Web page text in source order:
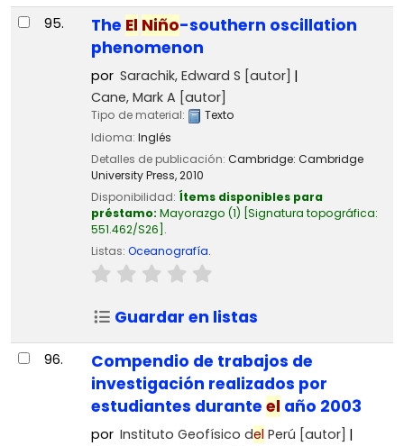
95. The El Niño-southern oscillation
phenomenon
por Sarachik, Edward S [autor]
Cane, Mark A [autor]
Tipo de material:
Texto
Idioma: Inglés
Detalles de publicación: Cambridge: Cambridge
University Press,2010
Disponibilidad: Ítems disponibles para
préstamo: Mayorazgo (1) Signatura topográfica:
551.462/S26 .
Listas: Oceanografía.
Guardar en listas
96.
Compendio de trabajos de
investigación realizados por
estudiantes durante el año 2003
por Instituto Geofísico del Perú [autor]